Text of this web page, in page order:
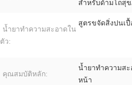
สำหรับด้ามโถสุ
น้ำยาทำความสะอาดใน
ตัว:
สูตรขจัดสิ่งปนเ
คุณสมบัติหลัก:
น้ำยาทำความส
หน้า